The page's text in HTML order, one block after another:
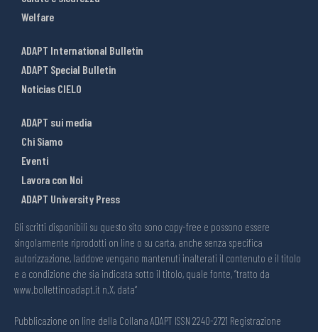
Welfare
ADAPT International Bulletin
ADAPT Special Bulletin
Noticias CIELO
ADAPT sui media
Chi Siamo
Eventi
Lavora con Noi
ADAPT University Press
Gli scritti disponibili su questo sito sono copy-free e possono essere
singolarmente riprodotti on line o su carta, anche senza specifica
autorizzazione, laddove vengano mantenuti inalterati il contenuto e il titolo
e a condizione che sia indicata sotto il titolo, quale fonte, “tratto da
www.bollettinoadapt.it n.X, data“
Pubblicazione on line della Collana ADAPT ISSN 2240-2721 Registrazione